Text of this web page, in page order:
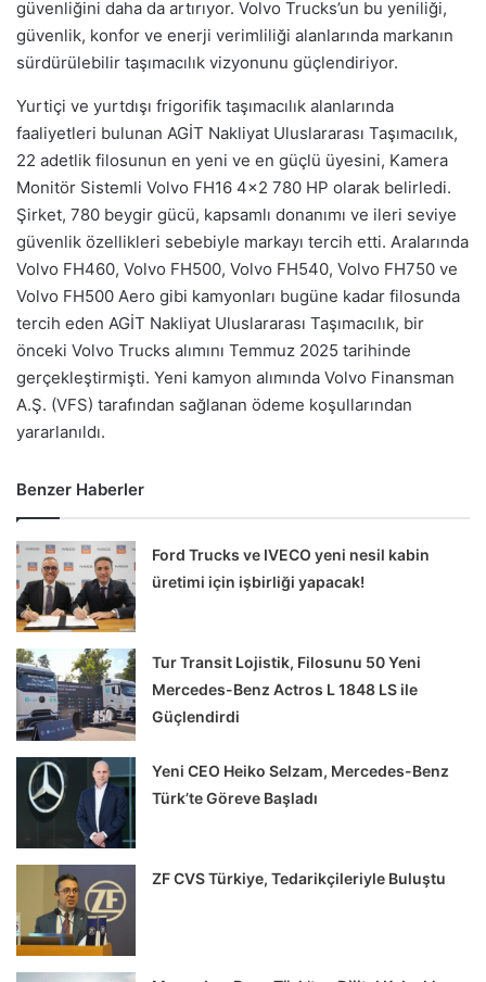
güvenliğini daha da artırıyor. Volvo Trucks’un bu yeniliği,
güvenlik, konfor ve enerji verimliliği alanlarında markanın
sürdürülebilir taşımacılık vizyonunu güçlendiriyor.
Yurtiçi ve yurtdışı frigorifik taşımacılık alanlarında
faaliyetleri bulunan AGİT Nakliyat Uluslararası Taşımacılık,
22 adetlik filosunun en yeni ve en güçlü üyesini, Kamera
Monitör Sistemli Volvo FH16 4×2 780 HP olarak belirledi.
Şirket, 780 beygir gücü, kapsamlı donanımı ve ileri seviye
güvenlik özellikleri sebebiyle markayı tercih etti. Aralarında
Volvo FH460, Volvo FH500, Volvo FH540, Volvo FH750 ve
Volvo FH500 Aero gibi kamyonları bugüne kadar filosunda
tercih eden AGİT Nakliyat Uluslararası Taşımacılık, bir
önceki Volvo Trucks alımını Temmuz 2025 tarihinde
gerçekleştirmişti. Yeni kamyon alımında Volvo Finansman
A.Ş. (VFS) tarafından sağlanan ödeme koşullarından
yararlanıldı.
Benzer Haberler
Ford Trucks ve IVECO yeni nesil kabin
üretimi için işbirliği yapacak!
Tur Transit Lojistik, Filosunu 50 Yeni
Mercedes-Benz Actros L 1848 LS ile
Güçlendirdi
Yeni CEO Heiko Selzam, Mercedes-Benz
Türk’te Göreve Başladı
ZF CVS Türkiye, Tedarikçileriyle Buluştu